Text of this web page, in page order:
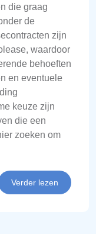
die graag
de
zijn
waardoor
behoeften
en eventuele
keuze zijn
die een
zoeken om
Verder lezen